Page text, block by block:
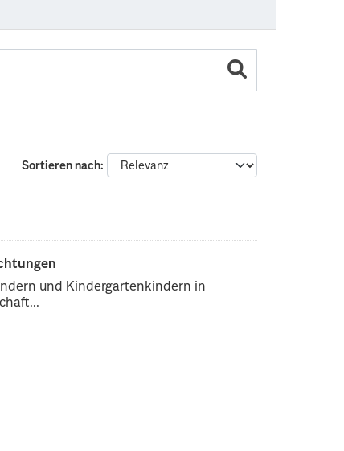
Sortieren nach
und Kindergartenkindern in